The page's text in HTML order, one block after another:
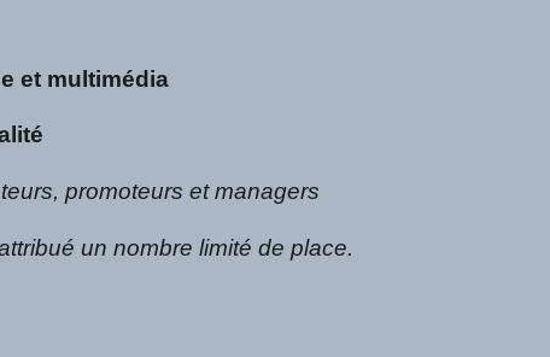
et multimédia
promoteurs et managers
un nombre limité de place.